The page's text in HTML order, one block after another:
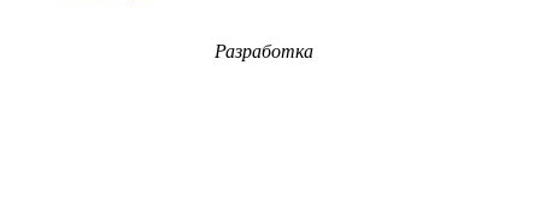
Разработка